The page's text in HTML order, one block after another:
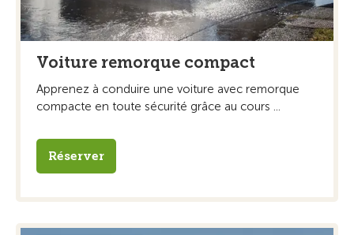
Voiture remorque compact
Apprenez à conduire une voiture avec remorque
compacte en toute sécurité grâce au cours ...
Réserver